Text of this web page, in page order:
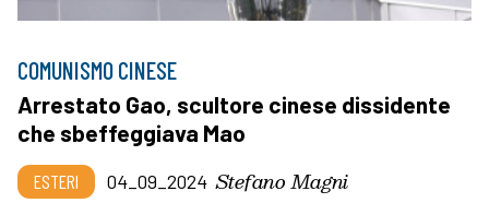
COMUNISMO CINESE
Arrestato Gao, scultore cinese dissidente
che sbeffeggiava Mao
ESTERI 04_09_2024 Stefano Magni